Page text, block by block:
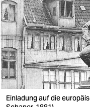
nord
wahrheit
verlag
verlag
veranstaltungen
Einladung auf die